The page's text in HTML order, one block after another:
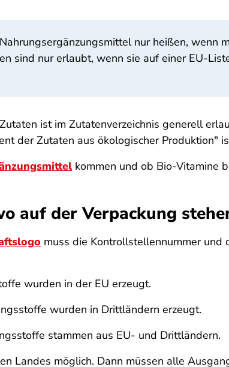
nur heißen, wenn
sind nur erlaubt, wenn sie auf einer EU-
ist im Zutatenverzeichnis generell
der Zutaten aus ökologischer Produktion"
kommen und ob Bio-Vitamine
auf der Verpackung
muss die Kontrollstellennummer
wurden in der EU erzeugt.
wurden in Drittländern erzeugt.
stammen aus EU- und Drittländern.
Landes möglich. Dann müssen alle